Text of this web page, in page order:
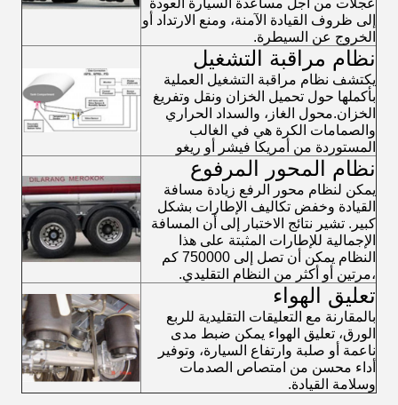
عجلات من أجل مساعدة السيارة العودة
إلى ظروف القيادة الآمنة، ومنع الارتداد أو
الخروج عن السيطرة.
نظام مراقبة التشغيل
يكتشف نظام مراقبة التشغيل العملية
بأكملها حول تحميل الخزان ونقل وتفريغ
الخزان.محول الغاز، والسداد الحراري
والصمامات الكرة هي في الغالب
المستوردة من أمريكا فيشر أو ريغو
نظام المحور المرفوع
يمكن لنظام محور الرفع زيادة مسافة
القيادة وخفض تكاليف الإطارات بشكل
كبير. تشير نتائج الاختبار إلى أن المسافة
الإجمالية للإطارات المثبتة على هذا
النظام يمكن أن تصل إلى 750000 كم
،مرتين أو أكثر من النظام التقليدي.
تعليق الهواء
بالمقارنة مع التعليقات التقليدية للربع
الورق، تعليق الهواء يمكن ضبط مدى
ناعمة أو صلبة وارتفاع السيارة، وتوفير
أداء محسن من امتصاص الصدمات
وسلامة القيادة.